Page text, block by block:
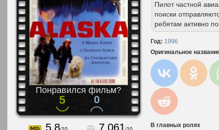
Понравился фильм?
5 0
5.8 7.061
Пилот частной
поиски
ребятам активно
Год: 1996
Оригинальное
В главных ролях